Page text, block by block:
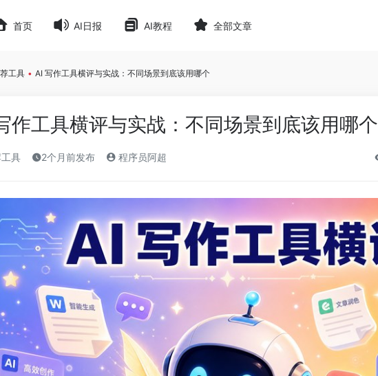
首页 AI日报 AI教程 全部文章
工具 • AI 写作工具横评与实战：不同场景到底该用哪个
作工具横评与实战：不同场景到底该用哪个
具 2个月前发布 程序员阿超